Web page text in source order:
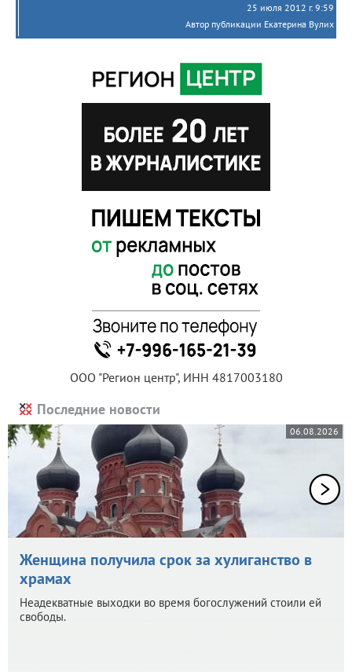
25 июля 2012 г. 9:59
Автор публикации Екатерина Вулих
ООО "Регион центр", ИНН 4817003180
Последние новости
06.08.2026
Женщина получила срок за хулиганство в
храмах
Неадекватные выходки во время богослужений стоили ей
свободы.